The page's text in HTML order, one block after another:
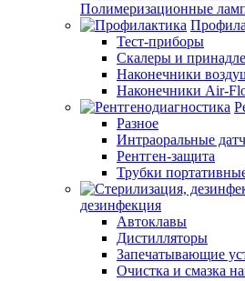
Полимеризационные
Тест-приборы
Скалеры и
Наконечники
Наконечники Air-
Разное
Интраоральные
Рентген-защита
Трубки
дезинфекция
Автоклавы
Дистилляторы
Запечатывающие
Очистка и смазка